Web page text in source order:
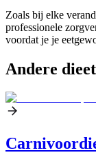
Zoals bij elke
professionele
voordat je je
Andere